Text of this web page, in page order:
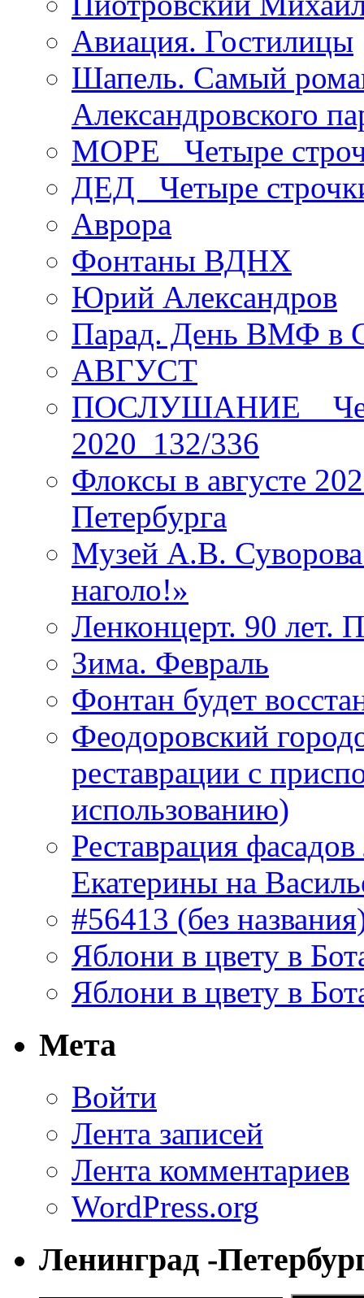
Авиация. Гостилицы
Шапель. Самый
Александровского
МОРЕ _Четыре
ДЕД _Четыре
Аврора
Фонтаны ВДНХ
Юрий Александров
Парад. День ВМФ в
АВГУСТ
ПОСЛУШАНИЕ _
2020_132/336
Флоксы в августе
Петербурга
Музей А.В.
наголо!»
Ленконцерт. 90 лет.
Зима. Февраль
Фонтан будет
Феодоровский
реставрации с
использованию)
Реставрация
Екатерины на
#56413 (без
Яблони в цвету в
Яблони в цвету в
Мета
Войти
Лента записей
Лента комментариев
WordPress.org
Ленинград -